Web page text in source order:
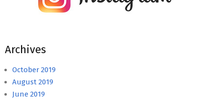
Archives
October 2019
August 2019
June 2019